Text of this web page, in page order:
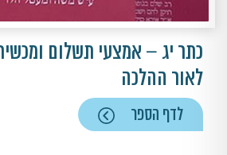
כתר יג – אמצעי תשלום
לאור ההלכה
לדף הספר